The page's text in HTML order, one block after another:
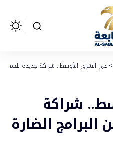
>في الشرق الأوسط.. شراكة جديدة للحماية
شراكة
الضارة